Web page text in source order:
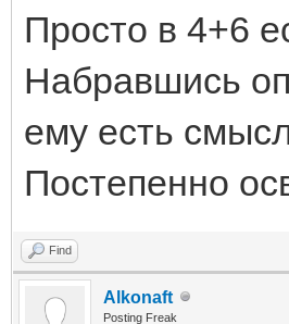
Просто в 4+6
Набравшись
ему есть
Постепенно
Find
Alkonaft
Posting Freak